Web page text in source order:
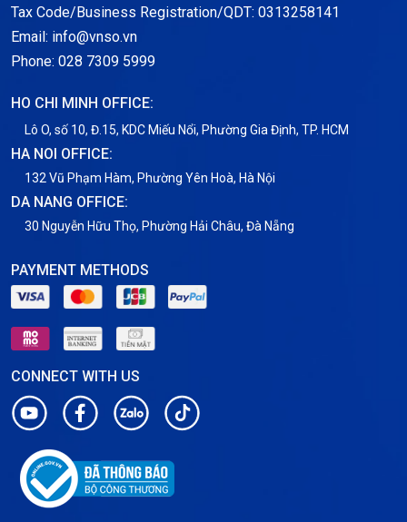
Notification
Thông tin chung
Tin tức
Tax Code/Business Registration/QDT: 0313258141
Email: info@vnso.vn
Phone: 028 7309 5999
HO CHI MINH OFFICE:
Lô O, số 10, Đ.15, KDC Miếu Nổi, Phường Gia Định, TP. HCM
HA NOI OFFICE:
132 Vũ Phạm Hàm, Phường Yên Hoà, Hà Nội
DA NANG OFFICE:
30 Nguyễn Hữu Thọ, Phường Hải Châu, Đà Nẵng
PAYMENT METHODS
CONNECT WITH US